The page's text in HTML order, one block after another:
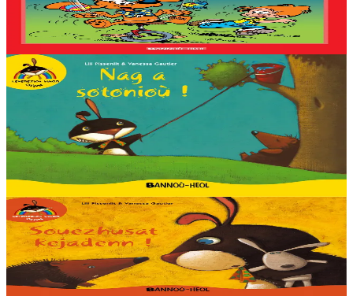
En stock8,62 €
Voir
Acheter
Bannoù-heol
Que de bêtises !
Olivu dresse la liste interminable des bêtises, de la plus petite à la
plus grande !
En stock 4,06 €
Acheter
Bannoù-heol
Drôle de rencontre !
En stock4,06 €
Voir
Acheter